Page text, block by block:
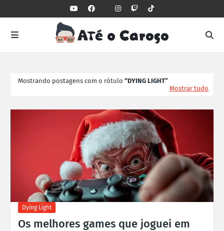
Mostrando postagens com o rótulo
DYING LIGHT
Mostrar tudo
Dying Light
Os melhores games que joguei em